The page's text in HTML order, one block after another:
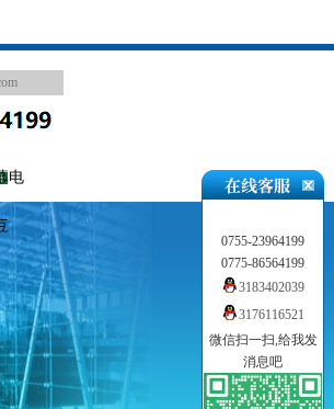
电
0755-23964199
0775-86564199
3183402039
3176116521
微信扫一扫,给我发
消息吧